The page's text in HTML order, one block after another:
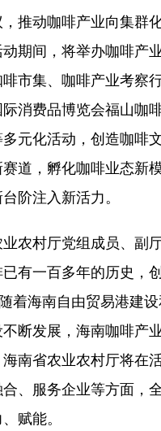
推动咖啡产业向集群
期间，将举办咖啡产
市集、咖啡产业考察
消费品博览会福山咖
元化活动，创造咖啡
道，孵化咖啡业态新
阶注入新活力。
村厅党组成员、副
有一百多年的历史，
着海南自由贸易港建
断发展，海南咖啡产
南省农业农村厅将在
、服务企业等方面，
赋能。